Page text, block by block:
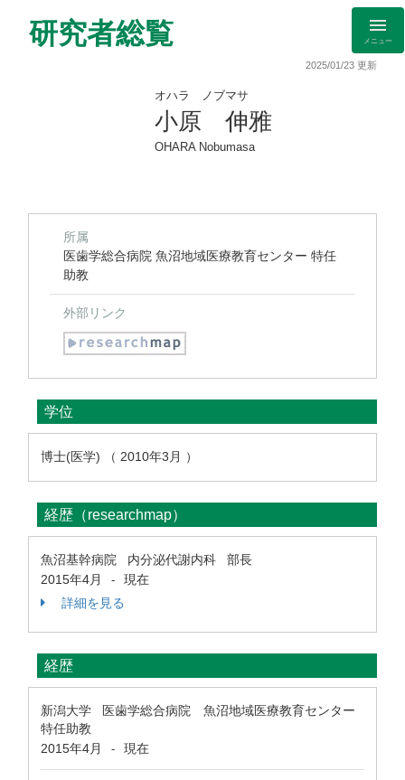
研究者総覧 メニュー
2025/01/23 更新
オハラ ノブマサ
小原 伸雅
OHARA Nobumasa
所属
医歯学総合病院 魚沼地域医療教育センター 特任
助教
外部リンク
学位
博士(医学) （ 2010年3月 ）
経歴（researchmap）
魚沼基幹病院 内分泌代謝内科 部長
2015年4月
-
現在
詳細を見る
経歴
新潟大学 医歯学総合病院 魚沼地域医療教育センター
特任助教
2015年4月
- 現在